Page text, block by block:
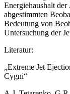
Energiehaushalt der
abgestimmten
Bedeutung von
Untersuchung der
Literatur:
„Extreme Jet
Cygni“